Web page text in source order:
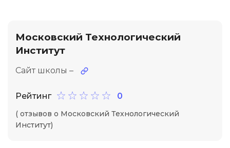
Московский Технологический
Институт
Сайт школы –
Рейтинг 0
( отзывов о Московский Технологический
Институт)